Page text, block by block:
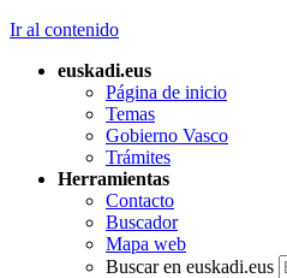
Ir al contenido
euskadi.eus
Página de inicio
Temas
Gobierno Vasco
Trámites
Herramientas
Contacto
Buscador
Mapa web
Buscar en euskadi.eus